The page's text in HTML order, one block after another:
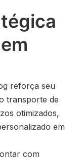
reforça seu
transporte de
otimizados,
em
com